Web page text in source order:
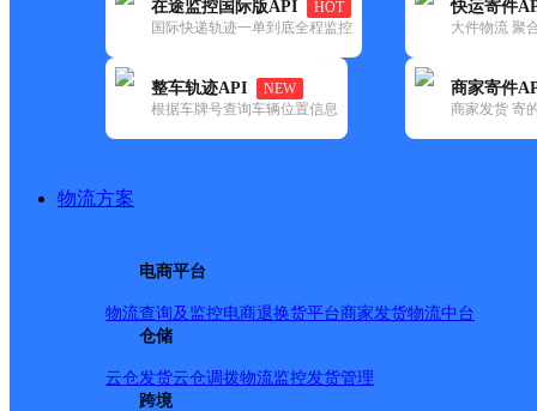
在途监控国际版API
HOT
国际快递轨迹一单到底全程监控
整车轨迹API
NEW
根据车牌号查询车辆位置信息
快运寄件
大件物流 聚
商家寄件
商家发货 寄
物流方案
电商平台
物流查询及监控电商退换货平台商家发货物流中台
仓储
云仓发货云仓调拨物流监控发货管理
跨境
矿山集邮政所
更新时间：2021-12-03 00:00:00
所属快递：邮政国内
所属区域：安徽省-淮北市-杜集区
网点地址：淮北市杜集区矿山集街道办事处
网点负责人：